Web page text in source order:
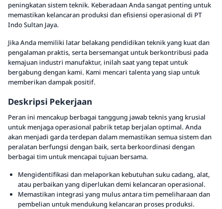
peningkatan sistem teknik. Keberadaan Anda sangat penting untuk
memastikan kelancaran produksi dan efisiensi operasional di PT
Indo Sultan Jaya.
Jika Anda memiliki latar belakang pendidikan teknik yang kuat dan
pengalaman praktis, serta bersemangat untuk berkontribusi pada
kemajuan industri manufaktur, inilah saat yang tepat untuk
bergabung dengan kami. Kami mencari talenta yang siap untuk
memberikan dampak positif.
Deskripsi Pekerjaan
Peran ini mencakup berbagai tanggung jawab teknis yang krusial
untuk menjaga operasional pabrik tetap berjalan optimal. Anda
akan menjadi garda terdepan dalam memastikan semua sistem dan
peralatan berfungsi dengan baik, serta berkoordinasi dengan
berbagai tim untuk mencapai tujuan bersama.
Mengidentifikasi dan melaporkan kebutuhan suku cadang, alat,
atau perbaikan yang diperlukan demi kelancaran operasional.
Memastikan integrasi yang mulus antara tim pemeliharaan dan
pembelian untuk mendukung kelancaran proses produksi.